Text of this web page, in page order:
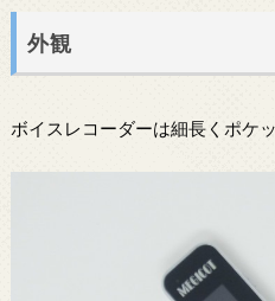
外観
ボイスレコーダーは細長くポケ